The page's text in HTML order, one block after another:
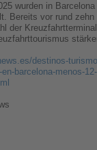
wurden in
Bereits vor rund
der
destinos-
barcelona-menos-